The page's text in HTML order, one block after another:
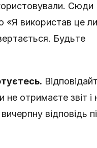
Сюди
«Я використав це
Будьте
отримаєте звіт і
відповідь